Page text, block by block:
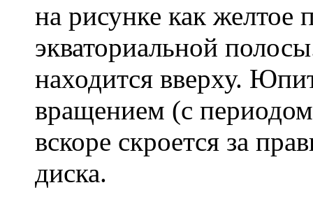
на рисунке как
экваториальной
находится вверху.
вращением (с
вскоре скроется за
диска.